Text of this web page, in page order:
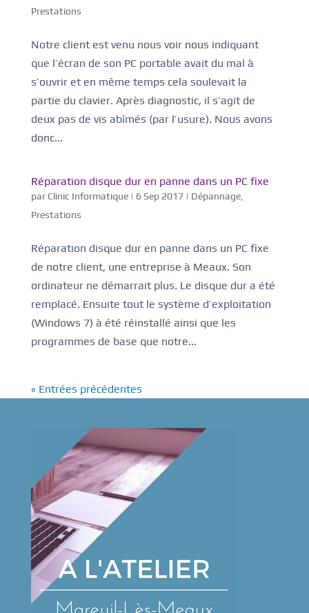
Prestations
Notre client est venu nous voir nous indiquant
que l’écran de son PC portable avait du mal à
s’ouvrir et en même temps cela soulevait la
partie du clavier. Après diagnostic, il s’agit de
deux pas de vis abîmés (par l’usure). Nous avons
donc...
Réparation disque dur en panne dans un PC fixe
par Clinic Informatique| 6 Sep 2017| Dépannage,
Prestations
Réparation disque dur en panne dans un PC fixe
de notre client, une entreprise à Meaux. Son
ordinateur ne démarrait plus. Le disque dur a été
remplacé. Ensuite tout le système d’exploitation
(Windows 7) à été réinstallé ainsi que les
programmes de base que notre...
« Entrées précédentes